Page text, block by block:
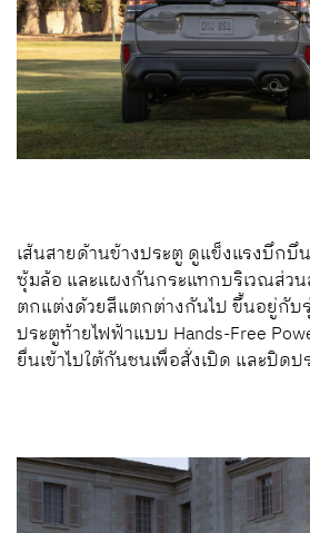
เส้นสายด้านข้างประตู ดูแข็งแรงบึกบึ
ซุ้มล้อ และแผงกันกระแทกบริเวณส่ว
ตกแต่งด้วยสีแตกต่างกันไป ขึ้นอยู่กับ
ประตูท้ายไฟฟ้าแบบ Hands-Free
ยื่นเข้าไปใต้กันชนเพื่อสั่งเปิด และปิด